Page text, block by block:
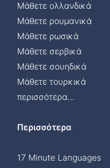
Μάθετε ολλανδικά
Μάθετε ρουμανικά
Μάθετε ρωσικά
Μάθετε σερβικά
Μάθετε σουηδικά
Μάθετε τουρκικά
περισσότερα...
Περισσότερα
17 Minute Languages